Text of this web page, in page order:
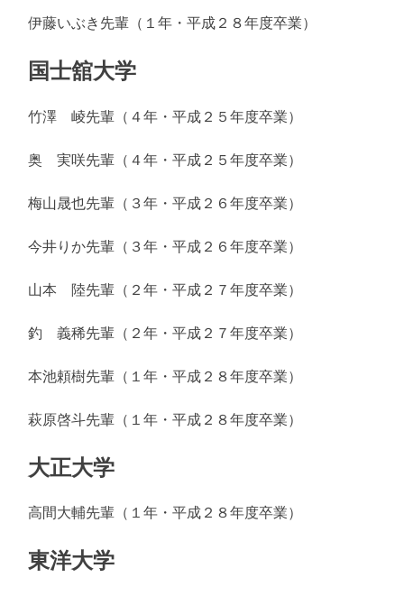
伊藤いぶき先輩（１年・平成２８年度卒業）
国士舘大学
竹澤 崚先輩（４年・平成２５年度卒業）
奥 実咲先輩（４年・平成２５年度卒業）
梅山晟也先輩（３年・平成２６年度卒業）
今井りか先輩（３年・平成２６年度卒業）
山本 陸先輩（２年・平成２７年度卒業）
釣 義稀先輩（２年・平成２７年度卒業）
本池頼樹先輩（１年・平成２８年度卒業）
萩原啓斗先輩（１年・平成２８年度卒業）
大正大学
高間大輔先輩（１年・平成２８年度卒業）
東洋大学